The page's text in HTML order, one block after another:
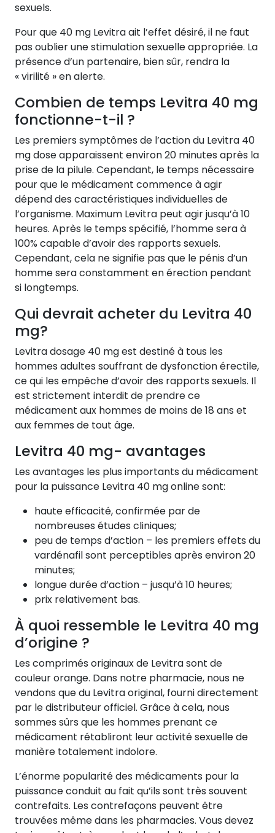
sexuels.
Pour que 40 mg Levitra ait l’effet désiré, il ne faut
pas oublier une stimulation sexuelle appropriée. La
présence d’un partenaire, bien sûr, rendra la
« virilité » en alerte.
Combien de temps Levitra 40 mg
fonctionne-t-il ?
Les premiers symptômes de l’action du Levitra 40
mg dose apparaissent environ 20 minutes après la
prise de la pilule. Cependant, le temps nécessaire
pour que le médicament commence à agir
dépend des caractéristiques individuelles de
l’organisme. Maximum Levitra peut agir jusqu’à 10
heures. Après le temps spécifié, l’homme sera à
100% capable d’avoir des rapports sexuels.
Cependant, cela ne signifie pas que le pénis d’un
homme sera constamment en érection pendant
si longtemps.
Qui devrait acheter du Levitra 40
mg?
Levitra dosage 40 mg est destiné à tous les
hommes adultes souffrant de dysfonction érectile,
ce qui les empêche d’avoir des rapports sexuels. Il
est strictement interdit de prendre ce
médicament aux hommes de moins de 18 ans et
aux femmes de tout âge.
Levitra 40 mg- avantages
Les avantages les plus importants du médicament
pour la puissance Levitra 40 mg online sont:
haute efficacité, confirmée par de
nombreuses études cliniques;
peu de temps d’action – les premiers effets du
vardénafil sont perceptibles après environ 20
minutes;
longue durée d’action – jusqu’à 10 heures;
prix relativement bas.
À quoi ressemble le Levitra 40 mg
d’origine ?
Les comprimés originaux de Levitra sont de
couleur orange. Dans notre pharmacie, nous ne
vendons que du Levitra original, fourni directement
par le distributeur officiel. Grâce à cela, nous
sommes sûrs que les hommes prenant ce
médicament rétabliront leur activité sexuelle de
manière totalement indolore.
L’énorme popularité des médicaments pour la
puissance conduit au fait qu’ils sont très souvent
contrefaits. Les contrefaçons peuvent être
trouvées même dans les pharmacies. Vous devez